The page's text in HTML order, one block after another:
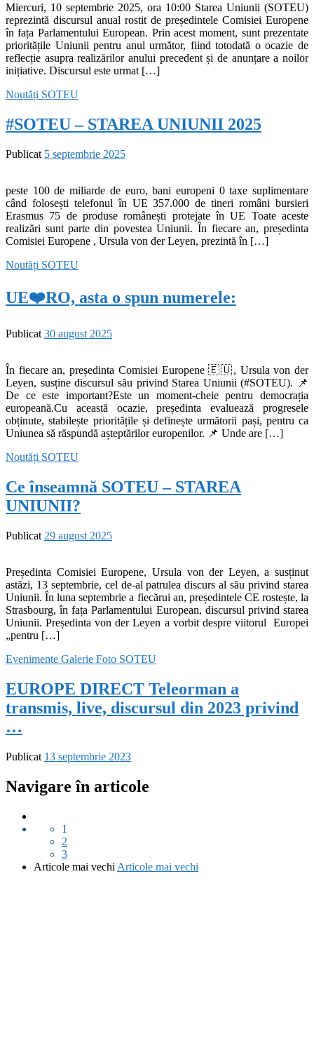
Miercuri, 10 septembrie 2025, ora 10:00 Starea Uniunii (SOTEU)
reprezintă discursul anual rostit de președintele Comisiei Europene
în fața Parlamentului European. Prin acest moment, sunt prezentate
prioritățile Uniunii pentru anul următor, fiind totodată o ocazie de
reflecție asupra realizărilor anului precedent și de anunțare a noilor
inițiative. Discursul este urmat […]
Noutăți SOTEU
#SOTEU – STAREA UNIUNII 2025
Publicat 5 septembrie 2025
peste 100 de miliarde de euro, bani europeni 0 taxe suplimentare
când folosești telefonul în UE 357.000 de tineri români bursieri
Erasmus 75 de produse românești protejate în UE Toate aceste
realizări sunt parte din povestea Uniunii. În fiecare an, președinta
Comisiei Europene , Ursula von der Leyen, prezintă în […]
Noutăți SOTEU
UE❤️RO, asta o spun numerele:
Publicat 30 august 2025
În fiecare an, președinta Comisiei Europene 🇪🇺, Ursula von der
Leyen, susține discursul său privind Starea Uniunii (#SOTEU). 📌
De ce este important?Este un moment-cheie pentru democrația
europeană.Cu această ocazie, președinta evaluează progresele
obținute, stabilește prioritățile și definește următorii pași, pentru ca
Uniunea să răspundă așteptărilor europenilor. 📌 Unde are […]
Noutăți SOTEU
Ce înseamnă SOTEU – STAREA
UNIUNII?
Publicat 29 august 2025
Președinta Comisiei Europene, Ursula von der Leyen, a susținut
astăzi, 13 septembrie, cel de-al patrulea discurs al său privind starea
Uniunii. În luna septembrie a fiecărui an, președintele CE rostește, la
Strasbourg, în fața Parlamentului European, discursul privind starea
Uniunii. Președinta von der Leyen a vorbit despre viitorul Europei
„pentru […]
Evenimente Galerie Foto SOTEU
EUROPE DIRECT Teleorman a
transmis, live, discursul din 2023 privind
…
Publicat 13 septembrie 2023
Navigare în articole
1
2
3
Articole mai vechi Articole mai vechi